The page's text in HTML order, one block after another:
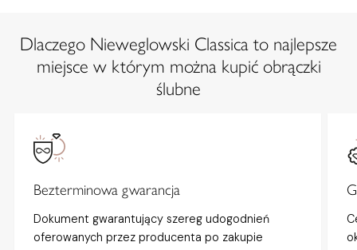
Dlaczego Nieweglowski Classica to najlepsze
miejsce w którym można kupić obrączki
ślubne
Bezterminowa gwarancja
Dokument gwarantujący szereg udogodnień
oferowanych przez producenta po zakupie